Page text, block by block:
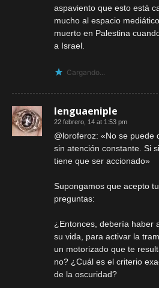
aspaviento que esto está
mucho al espacio
muerto en Palestina
a Israel.
Cargando...
lenguaeniple
22 febrero, 14 at 1:53 pm
@loroferoz: «No se puede
sin atención constante. Si
tiene que ser accionado»
Supongamos que acepto
preguntas:
¿Entonces, debería haber
su vida, para activar la
un motorizado que te
no? ¿Cuál es el criterio
de la oscuridad?